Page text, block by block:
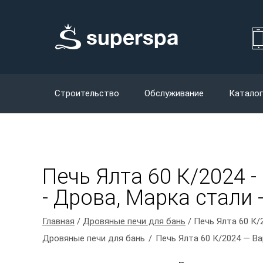
Строительство Обслуживание Каталог
Печь Ялта 60 К/2024
- Дрова, Марка стали
Главная / Дровяные печи для бань / Печь Ялта 60 К/
Дровяные печи для бань
Печь Ялта 60 К/2024 —